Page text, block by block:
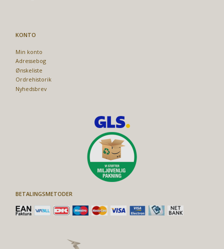
KONTO
Min konto
Adressebog
Ønskeliste
Ordrehistorik
Nyhedsbrev
BETALINGSMETODER